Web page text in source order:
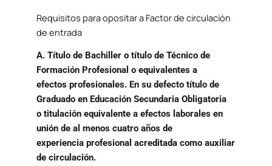
Requisitos para opositar a Factor de circulación
de entrada
A. Título de Bachiller o título de Técnico de
Formación Profesional o equivalentes a
efectos profesionales. En su defecto título de
Graduado en Educación Secundaria Obligatoria
o titulación equivalente a efectos laborales en
unión de al menos cuatro años de
experiencia profesional acreditada como auxiliar
de circulación.